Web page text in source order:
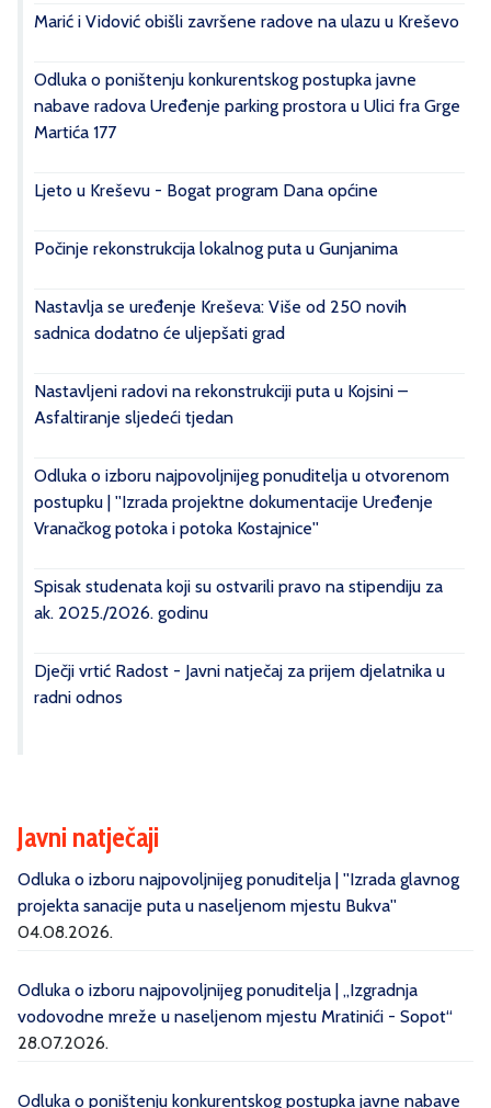
Marić i Vidović obišli završene radove na ulazu u Kreševo
Odluka o poništenju konkurentskog postupka javne
nabave radova Uređenje parking prostora u Ulici fra Grge
Martića 177
Ljeto u Kreševu - Bogat program Dana općine
Počinje rekonstrukcija lokalnog puta u Gunjanima
Nastavlja se uređenje Kreševa: Više od 250 novih
sadnica dodatno će uljepšati grad
Nastavljeni radovi na rekonstrukciji puta u Kojsini –
Asfaltiranje sljedeći tjedan
Odluka o izboru najpovoljnijeg ponuditelja u otvorenom
postupku | ''Izrada projektne dokumentacije Uređenje
Vranačkog potoka i potoka Kostajnice''
Spisak studenata koji su ostvarili pravo na stipendiju za
ak. 2025./2026. godinu
Dječji vrtić Radost - Javni natječaj za prijem djelatnika u
radni odnos
Javni natječaji
Odluka o izboru najpovoljnijeg ponuditelja | ''Izrada glavnog
projekta sanacije puta u naseljenom mjestu Bukva''
04.08.2026.
Odluka o izboru najpovoljnijeg ponuditelja | „Izgradnja
vodovodne mreže u naseljenom mjestu Mratinići - Sopot“
28.07.2026.
Odluka o poništenju konkurentskog postupka javne nabave